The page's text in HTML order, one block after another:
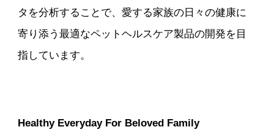
タを分析することで、愛する家族の日々の健康に
寄り添う最適なペットヘルスケア製品の開発を目
指しています。
Healthy Everyday For Beloved Family